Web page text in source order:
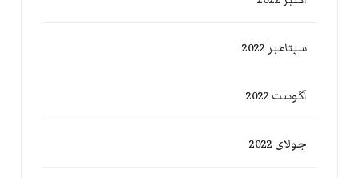
سپتامبر 2022
آگوست 2022
جولای 2022